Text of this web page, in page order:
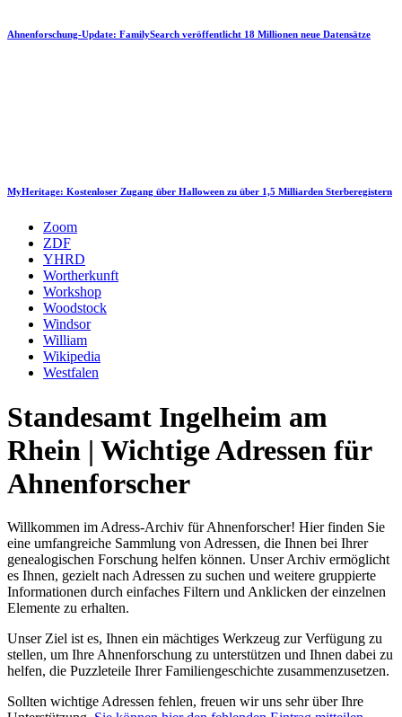
Ahnenforschung-Update: FamilySearch veröffentlicht 18 Millionen neue Datensätze
MyHeritage: Kostenloser Zugang über Halloween zu über 1,5 Milliarden Sterberegistern
Zoom
ZDF
YHRD
Wortherkunft
Workshop
Woodstock
Windsor
William
Wikipedia
Westfalen
Standesamt Ingelheim am
Rhein | Wichtige Adressen für
Ahnenforscher
Willkommen im Adress-Archiv für Ahnenforscher! Hier finden Sie
eine umfangreiche Sammlung von Adressen, die Ihnen bei Ihrer
genealogischen Forschung helfen können. Unser Archiv ermöglicht
es Ihnen, gezielt nach Adressen zu suchen und weitere gruppierte
Informationen durch einfaches Filtern und Anklicken der einzelnen
Elemente zu erhalten.
Unser Ziel ist es, Ihnen ein mächtiges Werkzeug zur Verfügung zu
stellen, um Ihre Ahnenforschung zu unterstützen und Ihnen dabei zu
helfen, die Puzzleteile Ihrer Familiengeschichte zusammenzusetzen.
Sollten wichtige Adressen fehlen, freuen wir uns sehr über Ihre